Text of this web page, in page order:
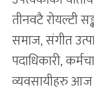
तीनवटै रोयल्टी
समाज, संगीत
पदाधिकारी,
व्यवसायीहरु आज